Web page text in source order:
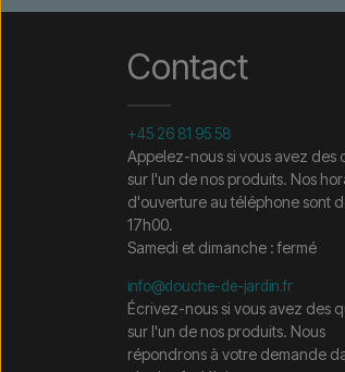
Contact
+45 26 81 95 58
Appelez-nous si vous avez des
sur l'un de nos produits. Nos
d'ouverture au téléphone sont
17h00.
Samedi et dimanche : fermé
info@douche-de-jardin.fr
Écrivez-nous si vous avez des
sur l'un de nos produits. Nous
répondrons à votre demande